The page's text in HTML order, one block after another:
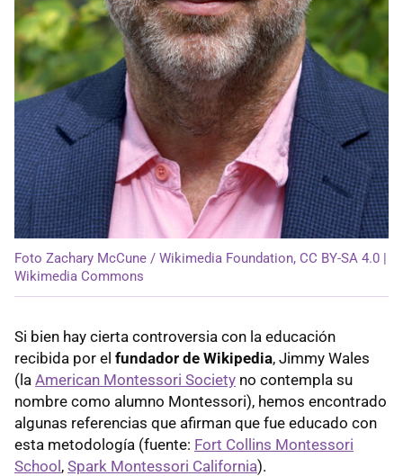
Foto Zachary McCune / Wikimedia Foundation, CC BY-SA 4.0 |
Wikimedia Commons
Si bien hay cierta controversia con la educación
recibida por el fundador de Wikipedia, Jimmy Wales
(la American Montessori Society no contempla su
nombre como alumno Montessori), hemos encontrado
algunas referencias que afirman que fue educado con
esta metodología (fuente: Fort Collins Montessori
School, Spark Montessori California).